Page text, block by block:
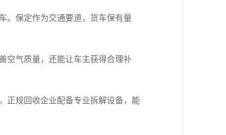
。保定作为交通要道，货车保有量
空气质量，还能让车主获得合理补
正规回收企业配备专业拆解设备，能